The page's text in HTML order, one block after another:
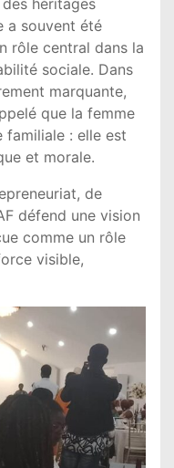
héritages
a souvent été
rôle central dans la
sociale. Dans
marquante,
que la femme
familiale : elle est
et morale.
de
défend une vision
comme un rôle
visible,